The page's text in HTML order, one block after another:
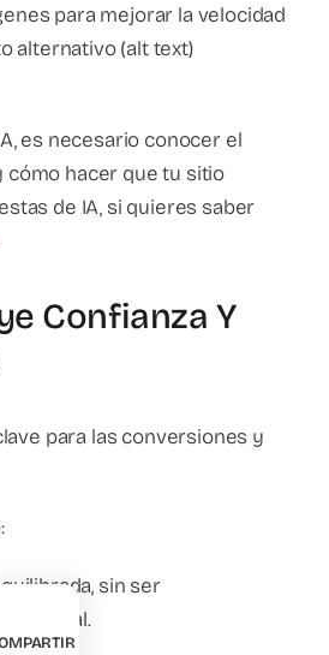
para mejorar la velocidad
alternativo (alt text)
es necesario conocer el
cómo hacer que tu sitio
de IA, si quieres saber
Confianza Y
para las conversiones y
sin ser